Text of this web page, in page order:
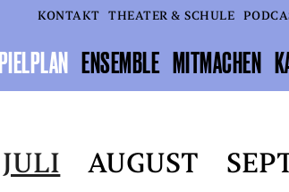
KONTAKT THEATER & SCHULE
ENSEMBLE MITMACHEN
JULI AUGUST